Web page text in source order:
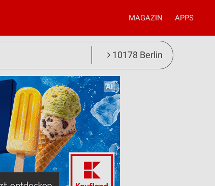
MAGAZIN APPS
10178 Berlin